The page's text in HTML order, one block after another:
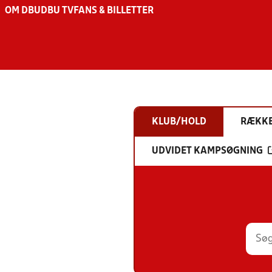
OM DBU DBU TV FANS & BILLETTER
KLUB/HOLD
UDVIDET KAMPSØGNING